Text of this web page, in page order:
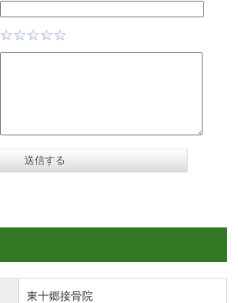
東十郷接骨院